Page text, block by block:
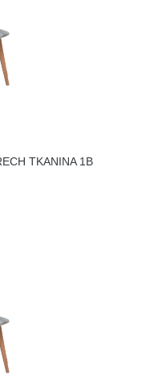
TKANINA 1B